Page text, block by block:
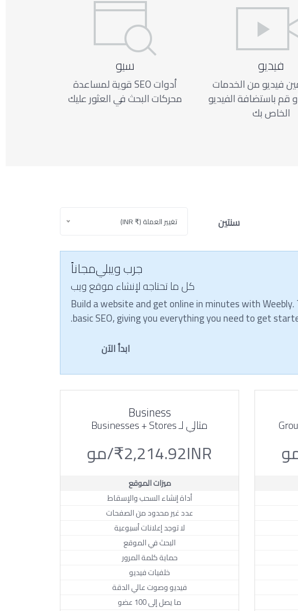
فيديو
فيديو من الخدمات
قم باستضافة الفيديو
الخاص بك
سيو
أدوات SEO قوية لمساعدة
محركات البحث في العثور عليك
سنتين ثلاث سنوات
تغيير العملة (₹ INR)
مجاناًجرب ويبلي
كل ما تحتاجه لإنشاء موقع ويب
Build a website and get online in minutes with
basic SEO, giving you everything you need to get
ابدأ الآن
Business
مثالي لـ Businesses + Stores
₹2,214.92INR/مو
ميزات الموقع
أداة إنشاء السحب والإسقاط
عدد غير محدود من الصفحات
لا توجد إعلانات أسبوعية
البحث في الموقع
حماية كلمة المرور
خلفيات فيديو
فيديو وصوت عالي الدقة
ما يصل إلى 100 عضو